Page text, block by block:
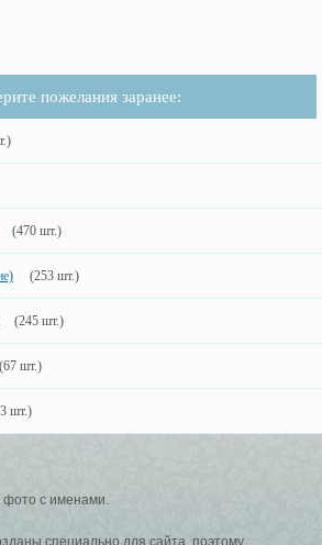
пожелания заранее:
(470 шт.)
(253 шт.)
(245 шт.)
(67 шт.)
шт.)
фото с именами.